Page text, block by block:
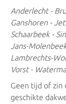
Anderlecht -
Ganshoren -
Schaarbeek -
Jans-
Lambrechts-
Vorst -
Geen tijd of zin
geschikte